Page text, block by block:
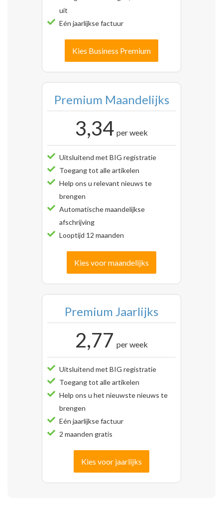
uit
Eén jaarlijkse factuur
Kies Business Premium
Premium Maandelijks
3,34 per week
Uitsluitend met BIG registratie
Toegang tot alle artikelen
Help ons u relevant nieuws te
brengen
Automatische maandelijkse
afschrijving
Looptijd 12 maanden
Kies voor maandelijks
Premium Jaarlijks
2,77 per week
Uitsluitend met BIG registratie
Toegang tot alle artikelen
Help ons u het nieuwste nieuws te
brengen
Eén jaarlijkse factuur
2 maanden gratis
Kies voor jaarlijks